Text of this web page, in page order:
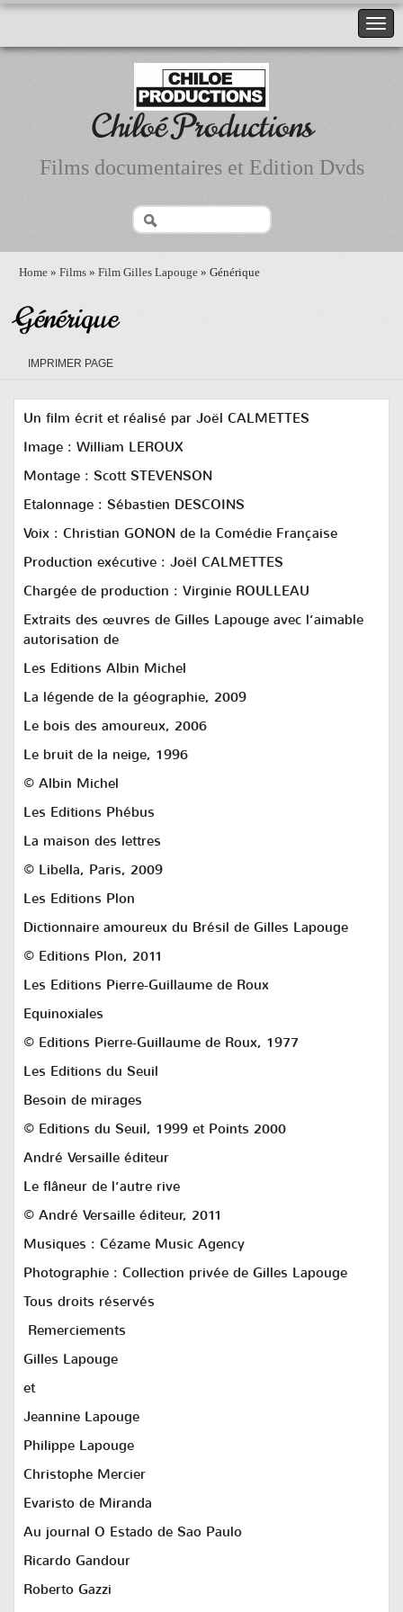
Chiloé Productions
Films documentaires et Edition Dvds
Home » Films » Film Gilles Lapouge » Générique
Générique
IMPRIMER PAGE
Un film écrit et réalisé par Joël CALMETTES
Image : William LEROUX
Montage : Scott STEVENSON
Etalonnage : Sébastien DESCOINS
Voix : Christian GONON de la Comédie Française
Production exécutive : Joël CALMETTES
Chargée de production : Virginie ROULLEAU
Extraits des œuvres de Gilles Lapouge avec l’aimable
autorisation de
Les Editions Albin Michel
La légende de la géographie, 2009
Le bois des amoureux, 2006
Le bruit de la neige, 1996
© Albin Michel
Les Editions Phébus
La maison des lettres
© Libella, Paris, 2009
Les Editions Plon
Dictionnaire amoureux du Brésil de Gilles Lapouge
© Editions Plon, 2011
Les Editions Pierre-Guillaume de Roux
Equinoxiales
© Editions Pierre-Guillaume de Roux, 1977
Les Editions du Seuil
Besoin de mirages
© Editions du Seuil, 1999 et Points 2000
André Versaille éditeur
Le flâneur de l’autre rive
© André Versaille éditeur, 2011
Musiques : Cézame Music Agency
Photographie : Collection privée de Gilles Lapouge
Tous droits réservés
Remerciements
Gilles Lapouge
et
Jeannine Lapouge
Philippe Lapouge
Christophe Mercier
Evaristo de Miranda
Au journal O Estado de Sao Paulo
Ricardo Gandour
Roberto Gazzi